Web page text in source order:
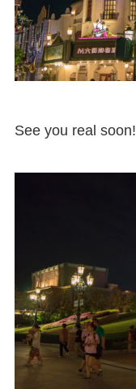
See you real soon!